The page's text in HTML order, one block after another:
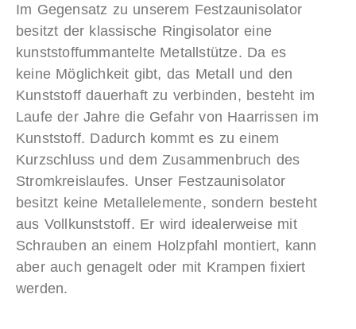
Im Gegensatz zu unserem Festzaunisolator
besitzt der klassische Ringisolator eine
kunststoffummantelte Metallstütze. Da es
keine Möglichkeit gibt, das Metall und den
Kunststoff dauerhaft zu verbinden, besteht im
Laufe der Jahre die Gefahr von Haarrissen im
Kunststoff. Dadurch kommt es zu einem
Kurzschluss und dem Zusammenbruch des
Stromkreislaufes. Unser Festzaunisolator
besitzt keine Metallelemente, sondern besteht
aus Vollkunststoff. Er wird idealerweise mit
Schrauben an einem Holzpfahl montiert, kann
aber auch genagelt oder mit Krampen fixiert
werden.